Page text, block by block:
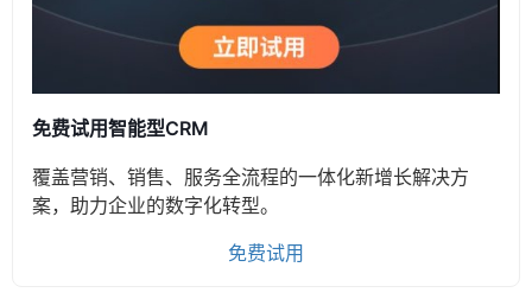
免费试用智能型CRM
覆盖营销、销售、服务全流程的一体化新增长解决方
案，助力企业的数字化转型。
免费试用